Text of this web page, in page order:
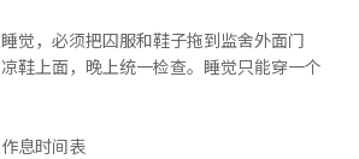
觉，必须把囚服和鞋子拖到监舍外面门
鞋上面，晚上统一检查。睡觉只能穿一个
息时间表